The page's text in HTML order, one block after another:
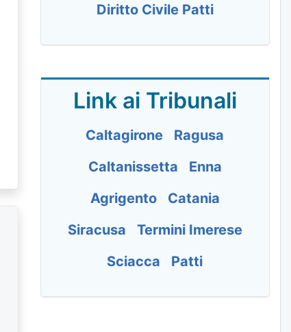
Diritto Civile Patti
Link ai Tribunali
Caltagirone
Ragusa
Caltanissetta
Enna
Agrigento
Catania
Siracusa
Termini Imerese
Sciacca
Patti